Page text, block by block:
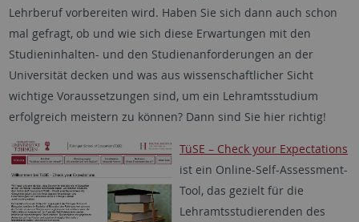
Lehrberuf vorbereiten wird. Haben Sie sich dann auch schon
mal gefragt, ob und wie sich diese Erwartungen mit den
Studieninhalten- und den Studienanforderungen an der
Universität decken und was aus wissenschaftlicher Sicht
wichtige Voraussetzungen sind, um ein Lehramtsstudium
erfolgreich meistern zu können? Dann sind Sie hier richtig!
TüSE – Check your Expectations
ist ein Online-Self-Assessment-
Tool, das gezielt für die
Lehramtsstudierenden des